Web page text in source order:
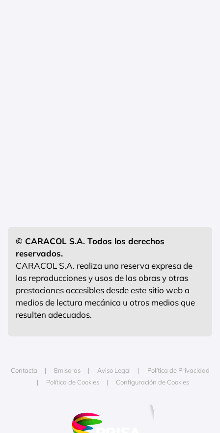
© CARACOL S.A. Todos los derechos
reservados.
CARACOL S.A. realiza una reserva expresa de
las reproducciones y usos de las obras y otras
prestaciones accesibles desde este sitio web a
medios de lectura mecánica u otros medios que
resulten adecuados.
Contacta Emisoras Aviso Legal
Política de Privacidad
Política de Cookies
Configuración de Cookies